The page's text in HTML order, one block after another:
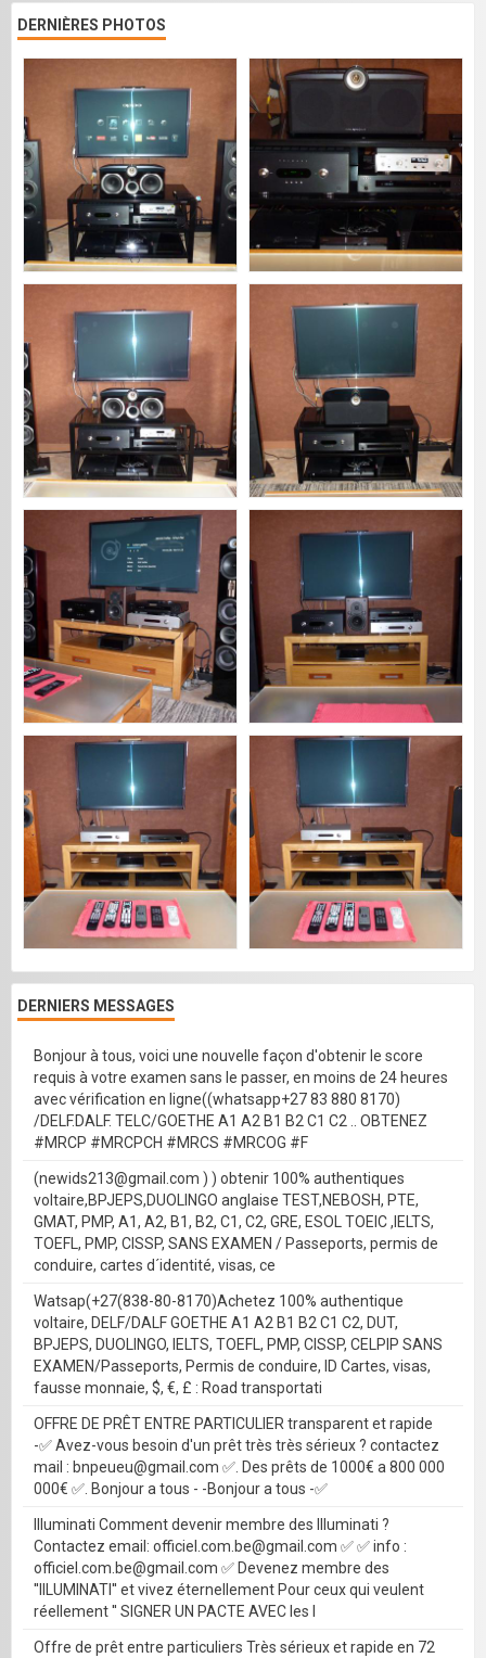
DERNIÈRES PHOTOS
DERNIERS MESSAGES
Bonjour à tous, voici une nouvelle façon d'obtenir le score
requis à votre examen sans le passer, en moins de 24 heures
avec vérification en ligne((whatsapp+27 83 880 8170)
/DELF.DALF. TELC/GOETHE A1 A2 B1 B2 C1 C2 .. OBTENEZ
#MRCP #MRCPCH #MRCS #MRCOG #F
(newids213@gmail.com ) ) obtenir 100% authentiques
voltaire,BPJEPS,DUOLINGO anglaise TEST,NEBOSH, PTE,
GMAT, PMP, A1, A2, B1, B2, C1, C2, GRE, ESOL TOEIC ,IELTS,
TOEFL, PMP, CISSP, SANS EXAMEN / Passeports, permis de
conduire, cartes d´identité, visas, ce
Watsap(+27(838-80-8170)Achetez 100% authentique
voltaire, DELF/DALF GOETHE A1 A2 B1 B2 C1 C2, DUT,
BPJEPS, DUOLINGO, IELTS, TOEFL, PMP, CISSP, CELPIP SANS
EXAMEN/Passeports, Permis de conduire, ID Cartes, visas,
fausse monnaie, $, €, £ : Road transportati
OFFRE DE PRÊT ENTRE PARTICULIER transparent et rapide
-✅ Avez-vous besoin d'un prêt très très sérieux ? contactez
mail : bnpeueu@gmail.com ✅. Des prêts de 1000€ a 800 000
000€ ✅. Bonjour a tous - -Bonjour a tous -✅
Illuminati Comment devenir membre des Illuminati ?
Contactez email: officiel.com.be@gmail.com ✅ ✅ info :
officiel.com.be@gmail.com ✅ Devenez membre des
''IILUMINATI'' et vivez éternellement Pour ceux qui veulent
réellement '' SIGNER UN PACTE AVEC les I
Offre de prêt entre particuliers Très sérieux et rapide en 72